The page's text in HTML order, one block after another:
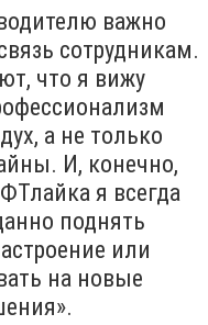
важно
сотрудникам.
что я вижу
а не только
И, конечно,
я всегда
поднять
или
на новые